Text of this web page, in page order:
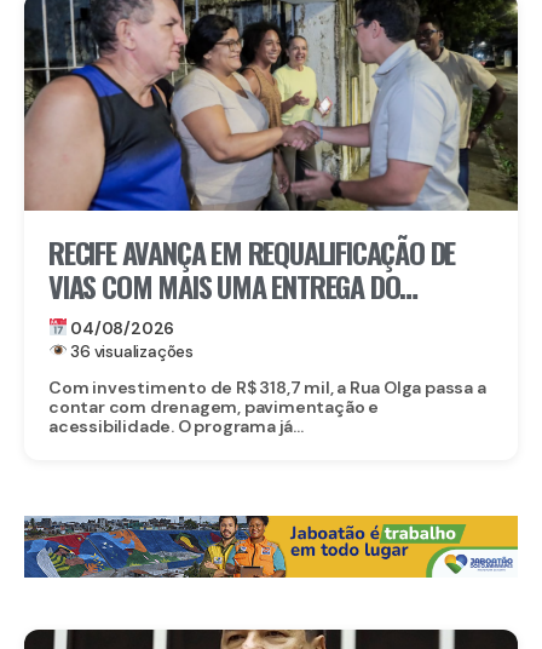
RECIFE AVANÇA EM REQUALIFICAÇÃO DE
VIAS COM MAIS UMA ENTREGA DO
PROGRAMA RUA TININDO NO BAIRRO DA
ENCRUZILHADA
04/08/2026
36 visualizações
Com investimento de R$ 318,7 mil, a Rua Olga passa a
contar com drenagem, pavimentação e
acessibilidade. O programa já...